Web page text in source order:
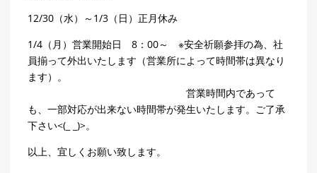
12/30（水）～1/3（日）正月休み
1/4（月）営業開始日 8：00～ ※安全祈願参拝の為、社
員揃って外出いたします（営業所によって時間帯は異なり
ます）。
営業時間内であって
も、一部対応が出来ない時間帯が発生いたします。ご了承
下さい<(_ _)>。
以上、宜しくお願い致します。